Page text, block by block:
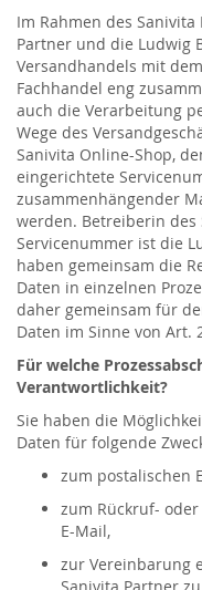
Im Rahmen des
Partner und die Ludwig
Versandhandels mit
Fachhandel eng
auch die Verarbeitung
Wege des
Sanivita Online-Shop,
eingerichtete
zusammenhängender
werden. Betreiberin
Servicenummer ist die
haben gemeinsam die
Daten in einzelnen
daher gemeinsam für
Daten im Sinne von Art.
Für welche
Verantwortlichkeit?
Sie haben die
Daten für folgende
zum postalischen
zum Rückruf-
E-Mail,
zur Vereinbarung